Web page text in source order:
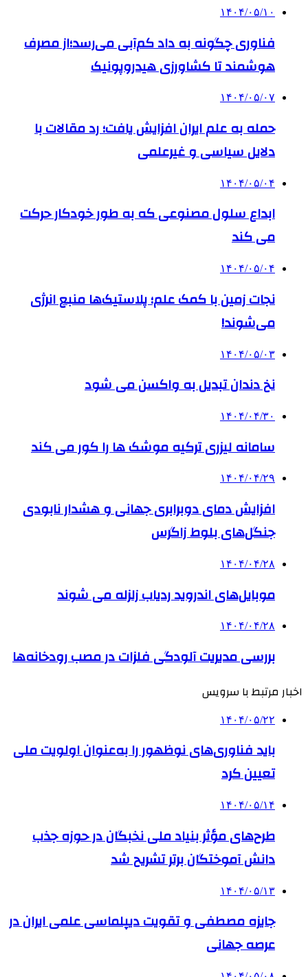
۱۴۰۴/۰۵/۱۰
فناوری چگونه به داد کم‌آبی می‌رسد؛از مصرف
هوشمند تا کشاورزی هیدروپونیک
۱۴۰۴/۰۵/۰۷
حمله به علم ایران افزایش یافت؛ رد مقالات با
دلایل سیاسی و غیرعلمی
۱۴۰۴/۰۵/۰۴
ابداع سلول مصنوعی که به طور خودکار حرکت
می کند
۱۴۰۴/۰۵/۰۴
نجات زمین با کمک علم؛ پلاستیک‌ها منبع انرژی
می‌شوند!
۱۴۰۴/۰۵/۰۳
نخ دندان تبدیل به واکسن می شود
۱۴۰۴/۰۴/۳۰
سامانه لیزری ترکیه موشک ها را کور می کند
۱۴۰۴/۰۴/۲۹
افزایش دمای دوبرابری جهانی و هشدار نابودی
جنگل‌های بلوط زاگرس
۱۴۰۴/۰۴/۲۸
موبایل‌های اندروید ردیاب زلزله می شوند
۱۴۰۴/۰۴/۲۸
بررسی مدیریت آلودگی فلزات در مصب‌ رودخانه‌ها
اخبار مرتبط با سرویس
۱۴۰۴/۰۵/۲۲
باید فناوری‌های نوظهور را به‌عنوان اولویت ملی
تعیین کرد
۱۴۰۴/۰۵/۱۴
طرح‌های مؤثر بنیاد ملی نخبگان در حوزه جذب
دانش آموختگان برتر تشریح شد
۱۴۰۴/۰۵/۱۳
جایزه مصطفی و تقویت دیپلماسی علمی ایران در
عرصه جهانی